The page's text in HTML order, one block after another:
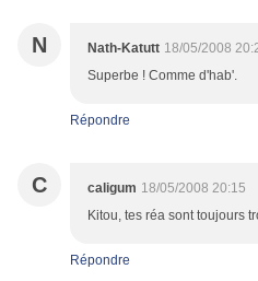
N Nath-Katutt 18/05/2008
Superbe ! Comme d'hab'.
Répondre
C caligum 18/05/2008 20:15
Kitou, tes réa sont toujours
Répondre